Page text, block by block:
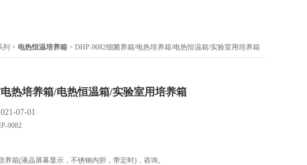
列 > 电热恒温培养箱 > DHP-9082细菌养箱/电热培养箱/电热恒温箱/实验室用培养箱
热培养箱/电热恒温箱/实验室用培养箱
07-01
9082
养箱(液晶屏幕显示，不锈钢内胆，带定时)，咨询。